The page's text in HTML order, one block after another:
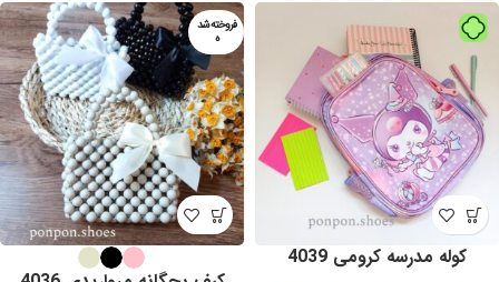
کوله مدرسه کرومی 4039
فروخته شد
ه